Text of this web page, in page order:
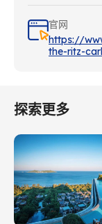
官网
https://
the-ritz-
探索更多